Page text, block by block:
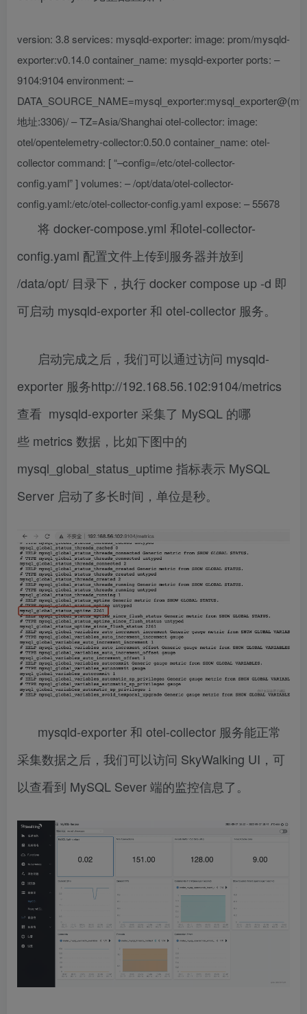
version: 3.8 services: mysqld-exporter: image: prom/mysqld-
exporter:v0.14.0 container_name: mysqld-exporter ports: –
9104:9104 environment: –
地址:3306)/ – TZ=Asia/Shanghai otel-collector: image:
otel/opentelemetry-collector:0.50.0 container_name: otel-
collector command: [ “–config=/etc/otel-collector-
config.yaml” ] volumes: – /opt/data/otel-collector-
config.yaml:/etc/otel-collector-config.yaml expose: – 55678
将 docker-compose.yml 和otel-collector-
config.yaml 配置文件上传到服务器并放到
/data/opt/ 目录下，执行 docker compose up -d 即
可启动 mysqld-exporter 和 otel-collector 服务。
启动完成之后，我们可以通过访问 mysqld-
exporter 服务http://192.168.56.102:9104/metrics
查看 mysqld-exporter 采集了 MySQL 的哪
些 metrics 数据，比如下图中的
mysql_global_status_uptime 指标表示 MySQL
Server 启动了多长时间，单位是秒。
mysqld-exporter 和 otel-collector 服务能正常
采集数据之后，我们可以访问 SkyWalking UI，可
以查看到 MySQL Sever 端的监控信息了。